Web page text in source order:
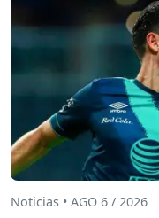
Noticias • AGO 6 / 2026